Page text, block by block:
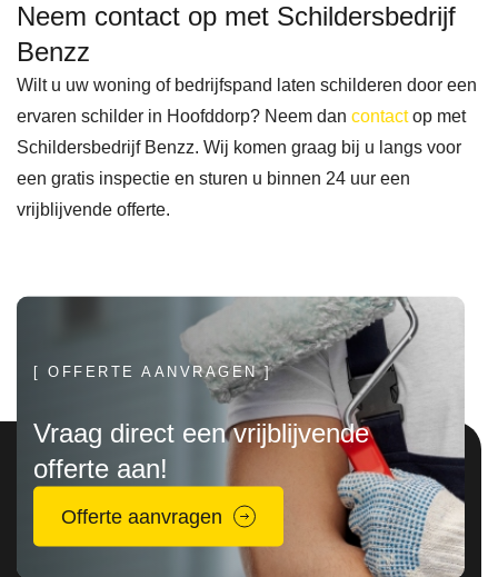
r aan
je
derw
wil
hebb
en.
Neem contact op met Schildersbedrijf
Benzz
Wilt u uw woning of bedrijfspand laten schilderen door een
ervaren schilder in Hoofddorp? Neem dan contactop met
Schildersbedrijf Benzz. Wij komen graag bij u langs voor
een gratis inspectie en sturen u binnen 24 uur een
vrijblijvende offerte.
[ OFFERTE AANVRAGEN ]
Vraag direct een vrijblijvende
offerte aan!
Offerte aanvragen